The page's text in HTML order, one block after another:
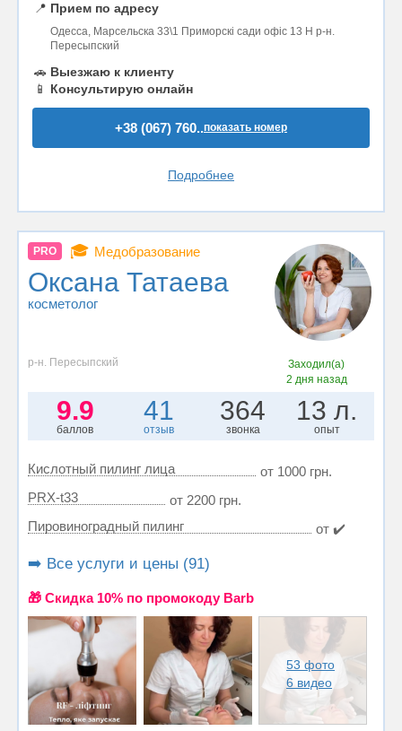
📍 Прием по адресу
Одесса, Марсельска 33\1 Приморскі сади офіс 13 Н р-н.
Пересыпский
🚗 Выезжаю к клиенту
📱
Консультирую онлайн
+38 (067) 760..показать номер
Подробнее
PRO 🎓 Медобразование
Оксана Татаева
косметолог
р-н. Пересыпский
Заходил(а)
2 дня назад
9.9
баллов
41
отзыв
364
звонка
13 л.
опыт
Кислотный пилинг лица
от 1000 грн.
PRX-t33
от 2200 грн.
Пировиноградный пилинг
от ✔️
➡️ Все услуги и цены (91)
🎁 Cкидка 10% по промокоду Barb
53 фото
6 видео